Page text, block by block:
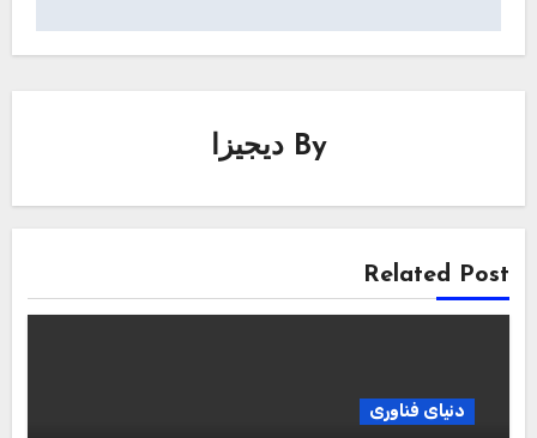
By دیجیزا
Related Post
دنیای فناوری